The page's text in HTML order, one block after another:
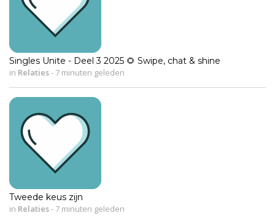
Singles Unite - Deel 3 2025 🌻 Swipe, chat & shine
in Relaties- 7 minuten geleden
Tweede keus zijn
in Relaties- 7 minuten geleden